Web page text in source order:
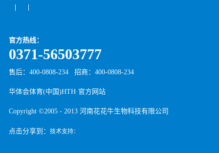
官方热线：
0371-56503777
售后：400-0808-234 招商： 400-0808-234
华体会体育(中国)HTH·官方网站
Copyright ©2005 - 2013 河南花花牛生物科技有限公司
点击分享到： 技术支持：